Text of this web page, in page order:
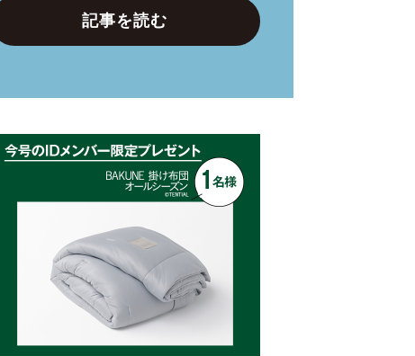
記事を読む